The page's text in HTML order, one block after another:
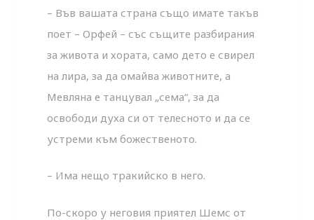
– Във вашата страна също имате такъв
поет – Орфей – със същите разбирания
за живота и хората, само дето е свирел
на лира, за да омайва животните, а
Мевляна е танцувал „сема“, за да
освободи духа си от телесното и да се
устреми към божественото.
– Има нещо тракийско в него.
По-скоро у неговия приятел Шемс от